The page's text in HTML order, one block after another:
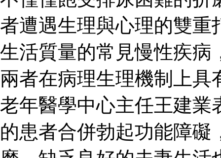
者遭遇生理與心理的雙重
生活質量的常見慢性疾病
兩者在病理生理機制上
老年醫學中心主任王建業
的患者合併勃起功能障